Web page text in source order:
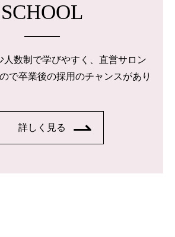
SCHOOL
人数制で学びやすく、直営サロン
で卒業後の採用のチャンスがあり
詳しく見る